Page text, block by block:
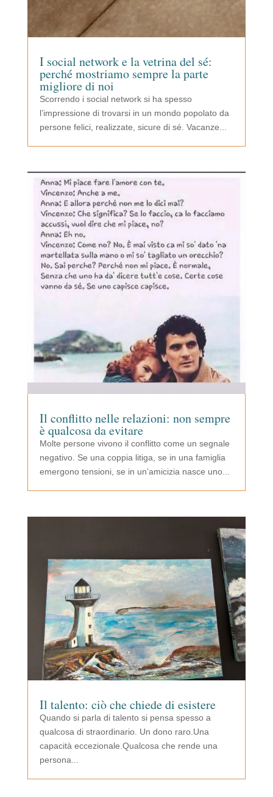
I social network e la vetrina del sé:
perché mostriamo sempre la parte
migliore di noi
Scorrendo i social network si ha spesso
l’impressione di trovarsi in un mondo popolato da
persone felici, realizzate, sicure di sé. Vacanze...
Il conflitto nelle relazioni: non sempre
è qualcosa da evitare
Molte persone vivono il conflitto come un segnale
negativo. Se una coppia litiga, se in una famiglia
emergono tensioni, se in un’amicizia nasce uno...
Il talento: ciò che chiede di esistere
Quando si parla di talento si pensa spesso a
qualcosa di straordinario. Un dono raro.Una
capacità eccezionale.Qualcosa che rende una
persona...